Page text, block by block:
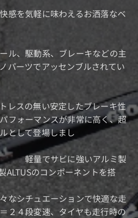
感を気軽に味わえるお洒落なベ
。
系、ブレーキなどの主
パーツでアッセンブルされてい
。
レスの無い安定したブレーキ性
フォーマンスが非常に高く、超
として登場しまし
！
に強いアルミ製
ALTUSのコンポーネントを搭
！
ーションで快適な走
２４段変速、タイヤも走行時の